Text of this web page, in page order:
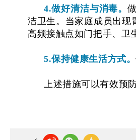
4.做好清洁与消毒。
洁卫生。当家庭成员出现
高频接触点如门把手、卫
5.保持健康生活方式。
上述措施可以有效预